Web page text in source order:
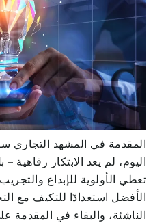
المقدمة في المشهد التجاري
اليوم، لم يعد الابتكار
تعطي الأولوية للإبداع
الأفضل استعدادًا للتكيف مع
الناشئة، والبقاء في المقدمة